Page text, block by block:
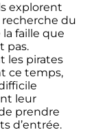
explorent
recherche du
faille que
pas.
les pirates
ce temps,
leur
prendre
d’entrée.